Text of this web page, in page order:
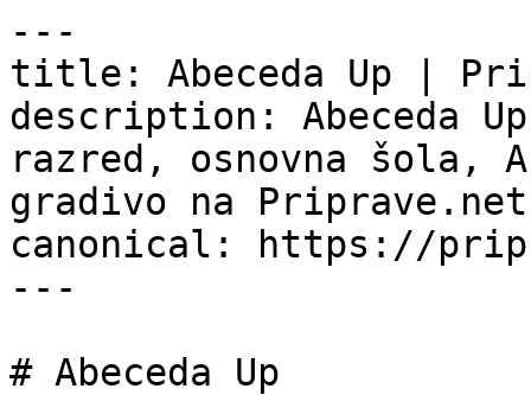
---
title: Abeceda Up |
description: Abeceda
razred, osnovna šola,
gradivo na
canonical: https://
---
# Abeceda Up